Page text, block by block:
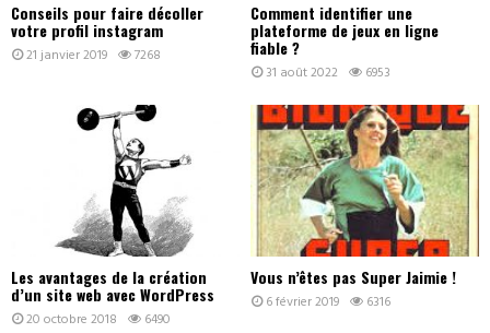
Conseils pour faire décoller
votre profil instagram
21 janvier 2019 7268
Comment identifier une
plateforme de jeux en ligne
fiable ?
31 août 2022 6953
Les avantages de la création
d’un site web avec WordPress
20 octobre 2018 6490
Vous n’êtes pas Super Jaimie !
6 février 2019 6316